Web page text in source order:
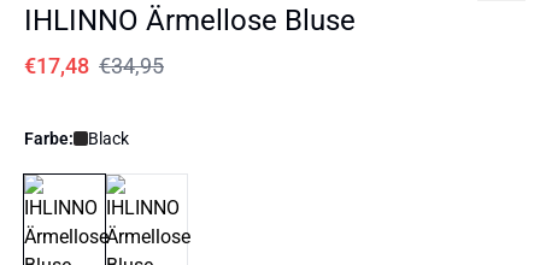
IHLINNO Ärmellose Bluse
€17,48 €34,95
Farbe: Black